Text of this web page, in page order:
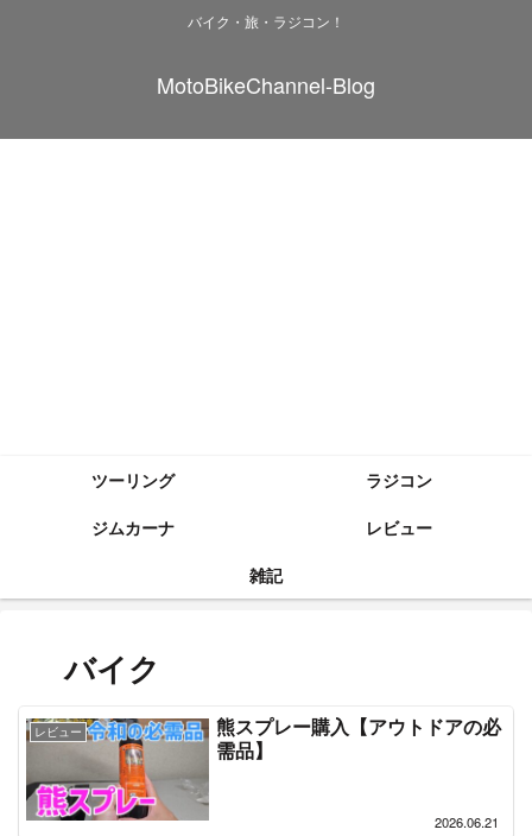
バイク・旅・ラジコン！
MotoBikeChannel-Blog
ツーリング
ラジコン
ジムカーナ
レビュー
雑記
バイク
レビュー
熊スプレー購入【アウトドアの必
需品】
2026.06.21